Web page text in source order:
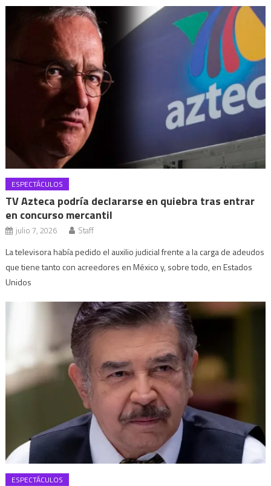
ESPECTÁCULOS
TV Azteca podría declararse en quiebra tras entrar
en concurso mercantil
julio 7, 2026 Staff
La televisora había pedido el auxilio judicial frente a la carga de adeudos
que tiene tanto con acreedores en México y, sobre todo, en Estados
Unidos
ESPECTÁCULOS